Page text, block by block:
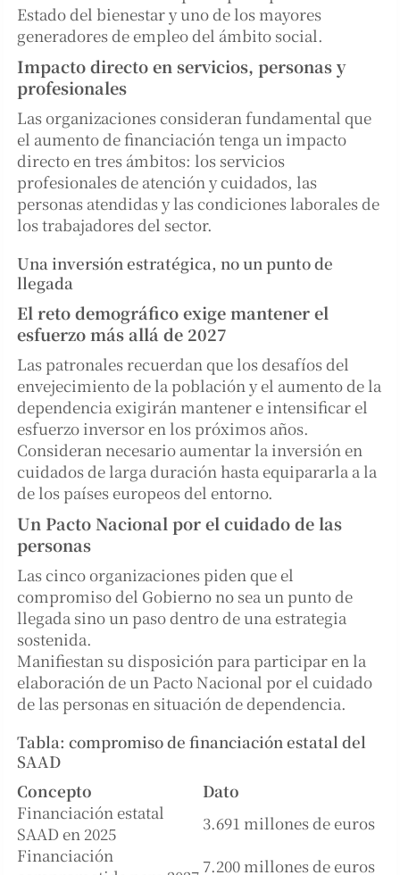
Estado del bienestar y uno de los mayores
generadores de empleo del ámbito social.
Impacto directo en servicios, personas y
profesionales
Las organizaciones consideran fundamental que
el aumento de financiación tenga un impacto
directo en tres ámbitos: los servicios
profesionales de atención y cuidados, las
personas atendidas y las condiciones laborales de
los trabajadores del sector.
Una inversión estratégica, no un punto de
llegada
El reto demográfico exige mantener el
esfuerzo más allá de 2027
Las patronales recuerdan que los desafíos del
envejecimiento de la población y el aumento de la
dependencia exigirán mantener e intensificar el
esfuerzo inversor en los próximos años.
Consideran necesario aumentar la inversión en
cuidados de larga duración hasta equipararla a la
de los países europeos del entorno.
Un Pacto Nacional por el cuidado de las
personas
Las cinco organizaciones piden que el
compromiso del Gobierno no sea un punto de
llegada sino un paso dentro de una estrategia
sostenida.
Manifiestan su disposición para participar en la
elaboración de un Pacto Nacional por el cuidado
de las personas en situación de dependencia.
Tabla: compromiso de financiación estatal del
SAAD
Concepto
Dato
Financiación estatal
SAAD en 2025
3.691 millones de euros
Financiación
7.200 millones de euros